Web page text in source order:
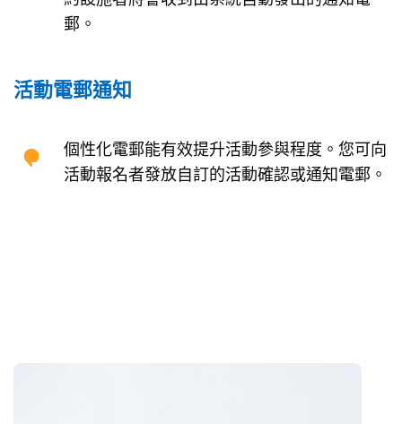
郵。
活動電郵通知
個性化電郵能有效提升活動參與程度。您可向
活動報名者發放自訂的活動確認或通知電郵。